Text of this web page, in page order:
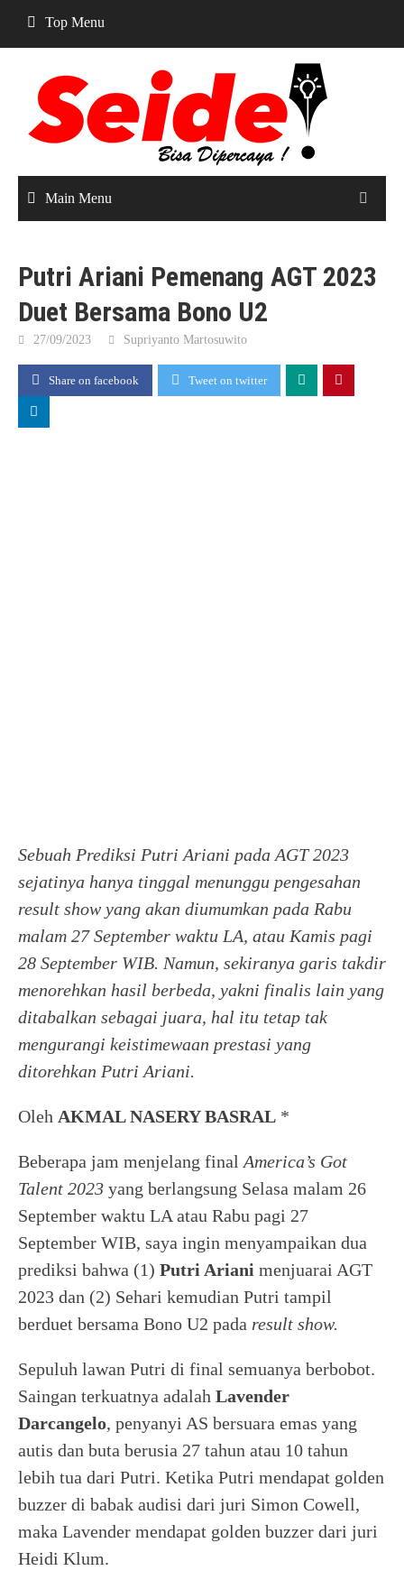
content
Top Menu
Main Menu
Putri Ariani Pemenang AGT 2023
Duet Bersama Bono U2
27/09/2023 Supriyanto Martosuwito
Share on facebook Tweet on twitter
Sebuah Prediksi Putri Ariani pada AGT 2023
sejatinya hanya tinggal menunggu pengesahan
result show yang akan diumumkan pada Rabu
malam 27 September waktu LA, atau Kamis pagi
28 September WIB. Namun, sekiranya garis takdir
menorehkan hasil berbeda, yakni finalis lain yang
ditabalkan sebagai juara, hal itu tetap tak
mengurangi keistimewaan prestasi yang
ditorehkan Putri Ariani.
Oleh AKMAL NASERY BASRAL *
Beberapa jam menjelang final America’s Got
Talent 2023 yang berlangsung Selasa malam 26
September waktu LA atau Rabu pagi 27
September WIB, saya ingin menyampaikan dua
prediksi bahwa (1) Putri Ariani menjuarai AGT
2023 dan (2) Sehari kemudian Putri tampil
berduet bersama Bono U2 pada result show.
Sepuluh lawan Putri di final semuanya berbobot.
Saingan terkuatnya adalah Lavender
Darcangelo, penyanyi AS bersuara emas yang
autis dan buta berusia 27 tahun atau 10 tahun
lebih tua dari Putri. Ketika Putri mendapat golden
buzzer di babak audisi dari juri Simon Cowell,
maka Lavender mendapat golden buzzer dari juri
Heidi Klum.